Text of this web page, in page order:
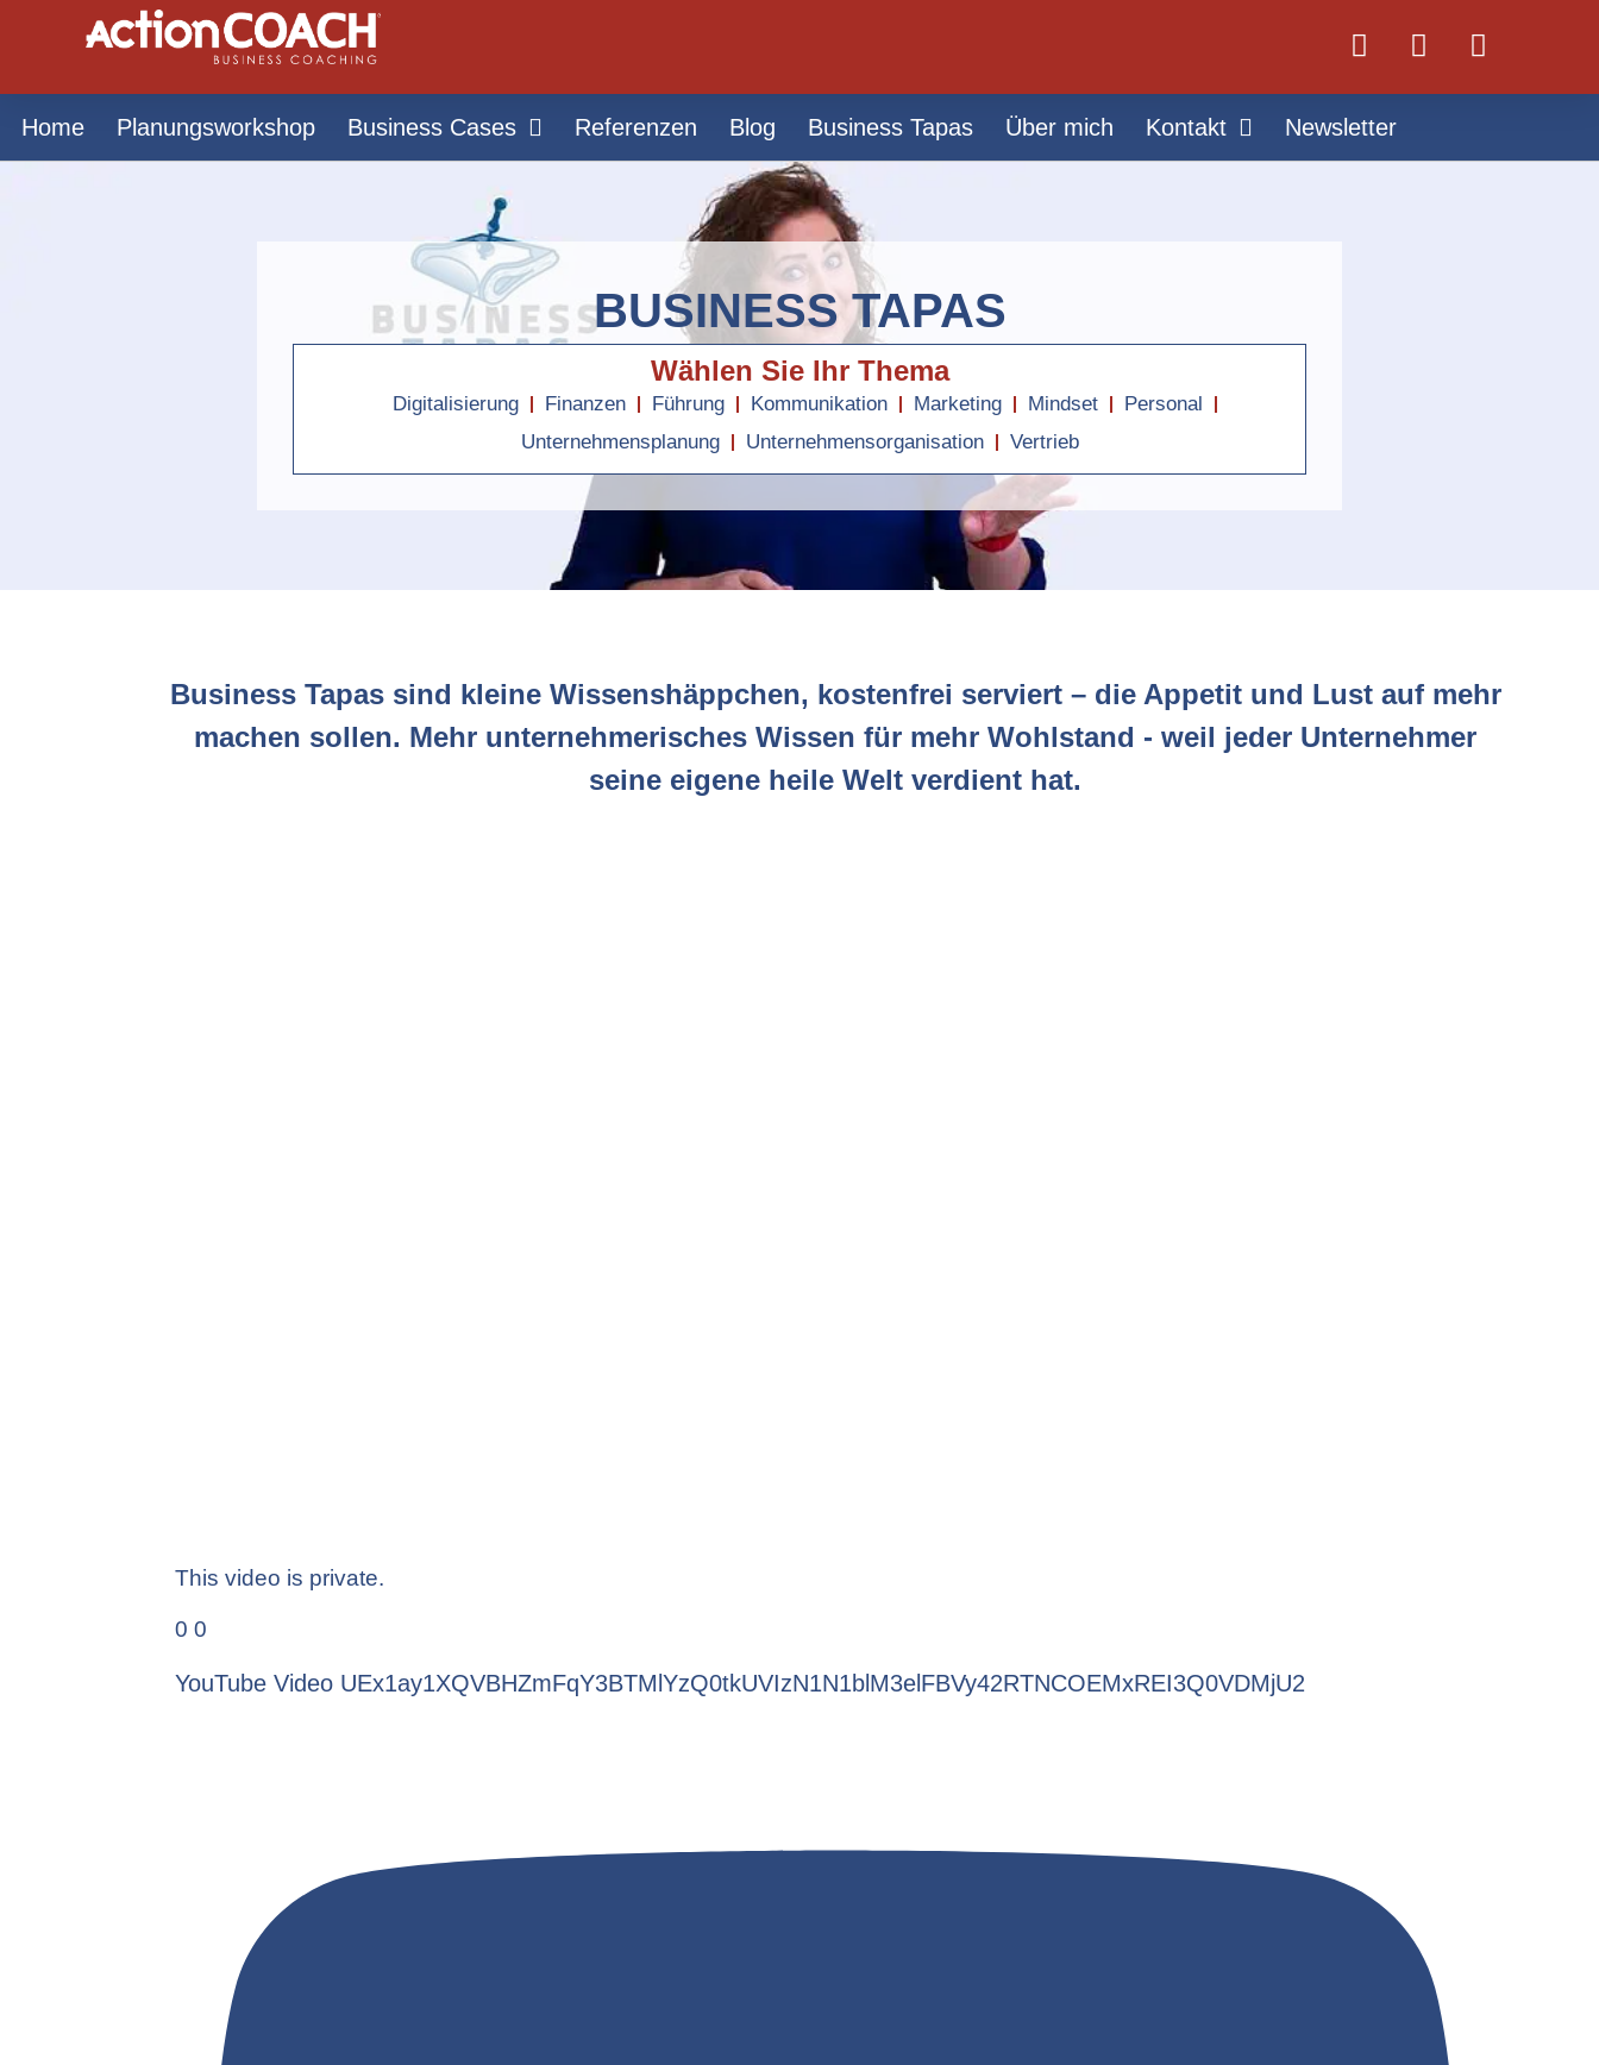
Home Planungsworkshop Business Cases Referenzen Blog Business Tapas Über mich Kontakt Newsletter
BUSINESS TAPAS
Wählen Sie Ihr Thema
Digitalisierung Finanzen Führung Kommunikation Marketing Mindset
Personal
Unternehmensplanung
Unternehmensorganisation Vertrieb
Business Tapas sind kleine Wissenshäppchen, kostenfrei serviert – die Appetit und Lust auf mehr
machen sollen. Mehr unternehmerisches Wissen für mehr Wohlstand - weil jeder Unternehmer
seine eigene heile Welt verdient hat.
This video is private.
0 0
YouTube Video UEx1ay1XQVBHZmFqY3BTMlYzQ0tkUVIzN1N1blM3elFBVy42RTNCOEMxREI3Q0VDMjU2